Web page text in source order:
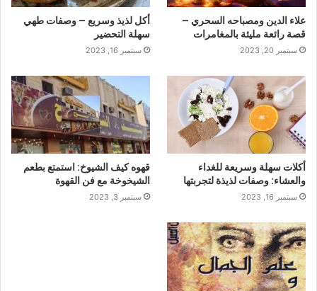
علاء الدين ومصباحه السحري –
قصة رائعة مليئة بالمغامرات
سبتمبر 20, 2023
أكل لذيذ وسريع – وصفات طهي
سهلة التحضير
سبتمبر 16, 2023
أكلات سهلة وسريعة للغداء
والعشاء: وصفات لذيذة لتجربتها
سبتمبر 16, 2023
قهوه كيف الشيوخ: استمتع بطعم
الشيخوخة مع فن القهوة
سبتمبر 3, 2023